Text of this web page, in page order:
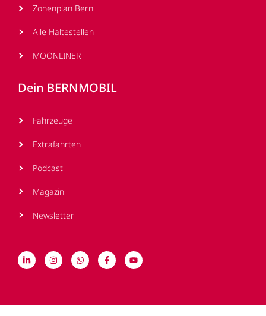
Zonenplan Bern
Alle Haltestellen
MOONLINER
Dein BERNMOBIL
Fahrzeuge
Extrafahrten
Podcast
Magazin
Newsletter